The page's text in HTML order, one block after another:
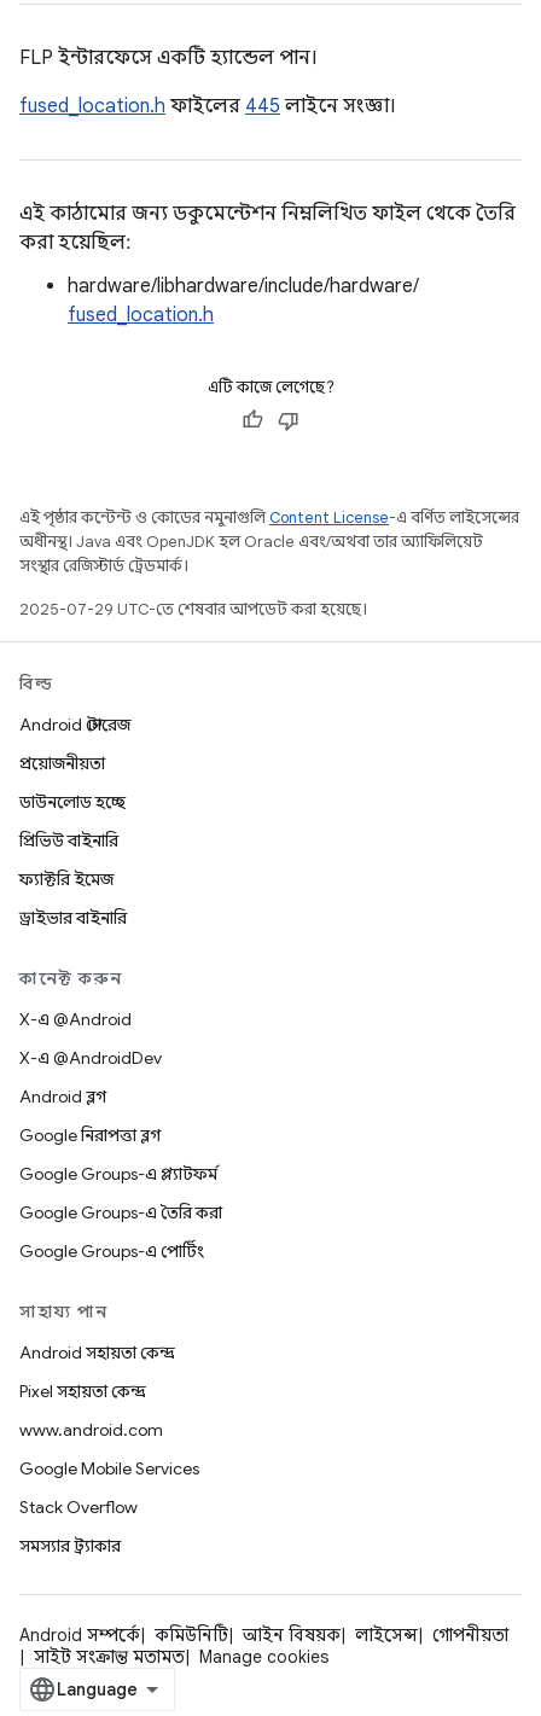
FLP ইন্টারফেসে একটি হ্যান্ডেল পান।
fused_location.h ফাইলের 445 লাইনে সংজ্ঞা।
এই কাঠামোর জন্য ডকুমেন্টেশন নিম্নলিখিত ফাইল থেকে তৈরি
করা হয়েছিল:
hardware/libhardware/include/hardware/
fused_location.h
এটি কাজে লেগেছে?
এই পৃষ্ঠার কন্টেন্ট ও কোডের নমুনাগুলিContent License-এ বর্ণিত লাইসেন্সের
অধীনস্থ। Java এবং OpenJDK হল Oracle এবং/অথবা তার অ্যাফিলিয়েট
সংস্থার রেজিস্টার্ড ট্রেডমার্ক।
2025-07-29 UTC-তে শেষবার আপডেট করা হয়েছে।
বিল্ড
Android স্টোরেজ
প্রয়োজনীয়তা
ডাউনলোড হচ্ছে
প্রিভিউ বাইনারি
ফ্যাক্টরি ইমেজ
ড্রাইভার বাইনারি
কানেক্ট করুন
X-এ @Android
X-এ @AndroidDev
Android ব্লগ
Google নিরাপত্তা ব্লগ
Google Groups-এ প্ল্যাটফর্ম
Google Groups-এ তৈরি করা
Google Groups-এ পোর্টিং
সাহায্য পান
Android সহায়তা কেন্দ্র
Pixel সহায়তা কেন্দ্র
www.android.com
Google Mobile Services
Stack Overflow
সমস্যার ট্র্যাকার
Android সম্পর্কে কমিউনিটি আইন বিষয়ক লাইসেন্স
গোপনীয়তা
সাইট সংক্রান্ত মতামত
Manage cookies